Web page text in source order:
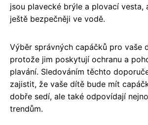
jsou plavecké brýle a plovací vesta,
ještě bezpečněji ve vodě.
Výběr správných capáčků pro vaše
protože jim poskytují ochranu a
plavání. Sledováním těchto
zajistit, že vaše dítě bude mít
dobře sedí, ale také odpovídají
trendům.